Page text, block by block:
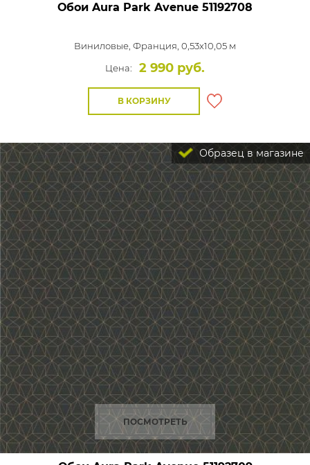
Обои Aura Park Avenue 51192708
Виниловые, Франция, 0,53x10,05 м
Цена:
2 990 руб.
В КОРЗИНУ
Образец в магазине
ПОСМОТРЕТЬ